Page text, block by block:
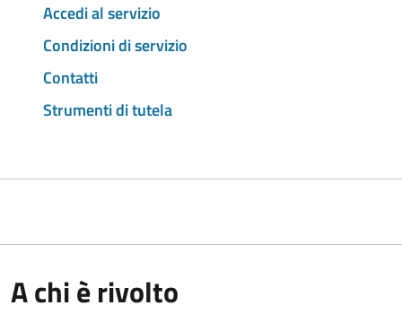
Accedi al servizio
Condizioni di servizio
Contatti
Strumenti di tutela
A chi è rivolto